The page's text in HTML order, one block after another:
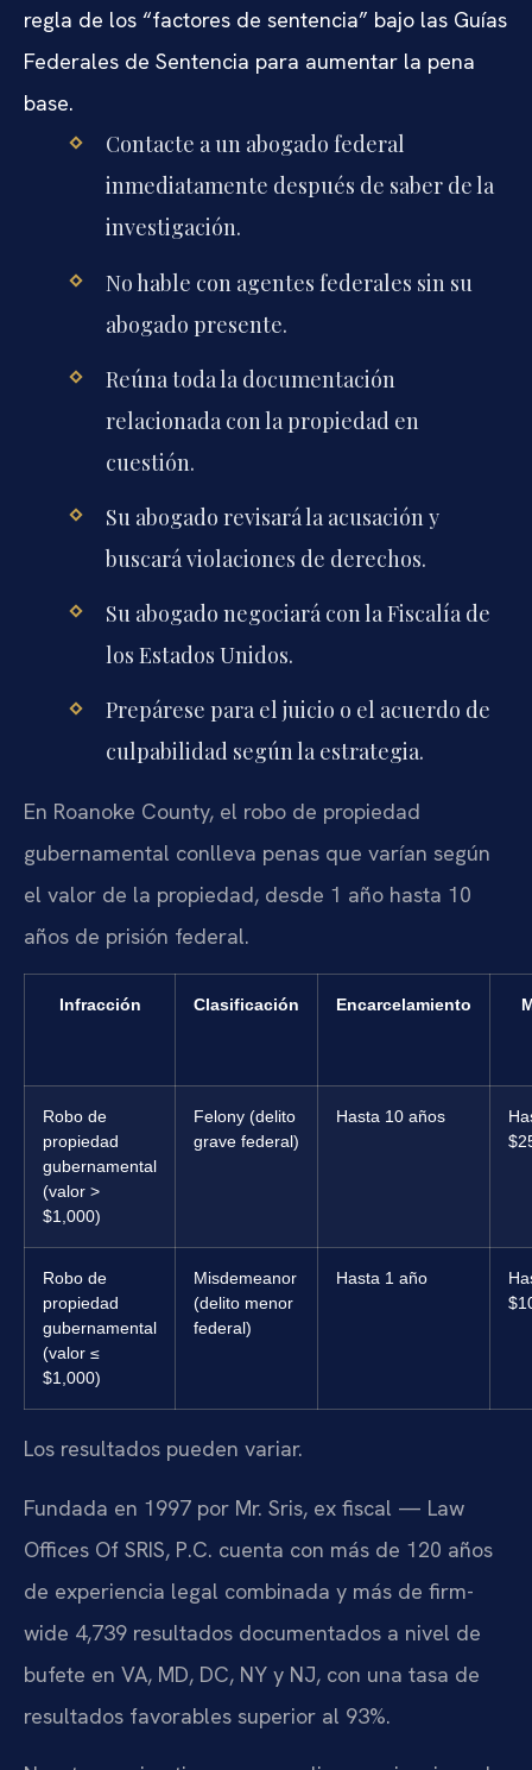
regla de los “factores de sentencia” bajo las Guías
Federales de Sentencia para aumentar la pena
base.
Contacte a un abogado federal
inmediatamente después de saber de la
investigación.
No hable con agentes federales sin su
abogado presente.
Reúna toda la documentación
relacionada con la propiedad en
cuestión.
Su abogado revisará la acusación y
buscará violaciones de derechos.
Su abogado negociará con la Fiscalía de
los Estados Unidos.
Prepárese para el juicio o el acuerdo de
culpabilidad según la estrategia.
En Roanoke County, el robo de propiedad
gubernamental conlleva penas que varían según
el valor de la propiedad, desde 1 año hasta 10
años de prisión federal.
Infracción Clasificación Encarcelamiento
Robo de
propiedad
gubernamental
(valor >
$1,000)
Felony (delito
grave federal)
Hasta 10 años
Robo de
propiedad
gubernamental
(valor ≤
$1,000)
Misdemeanor
(delito menor
federal)
Hasta 1 año
Los resultados pueden variar.
Fundada en 1997 por Mr. Sris, ex fiscal — Law
Offices Of SRIS, P.C. cuenta con más de 120 años
de experiencia legal combinada y más de firm-
wide 4,739 resultados documentados a nivel de
bufete en VA, MD, DC, NY y NJ, con una tasa de
resultados favorables superior al 93%.